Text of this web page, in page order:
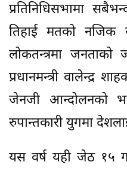
प्रतिनिधिसभामा
तिहाई मतको नजिक
लोकतन्त्रमा जनताको
प्रधानमन्त्री वालेन्द्र
जेनजी आन्दोलनको
रुपान्तकारी युगमा
यस वर्ष यही जेठ १५